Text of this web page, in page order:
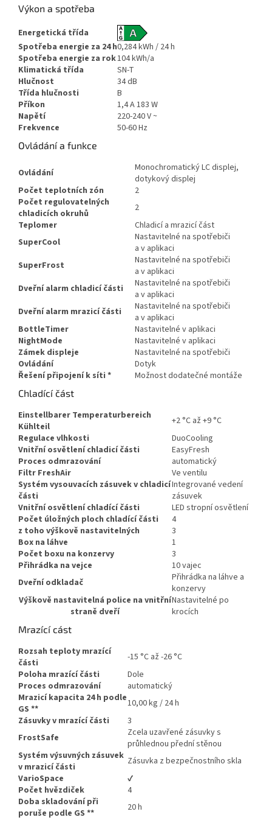
Výkon a spotřeba
Energetická třída
Spotřeba energie za 24 h0,284 kWh / 24 h
Spotřeba energie za rok104 kWh/a
Klimatická třída
SN-T
Hlučnost
34 dB
Třída hlučnosti
B
Příkon
1,4 A 183 W
Napětí
220-240 V ~
Frekvence
50-60 Hz
Ovládání a funkce
Ovládání
Monochromatický LC displej,
dotykový displej
Počet teplotních zón
2
Počet regulovatelných
chladicích okruhů
2
Teplomer
Chladicí a mrazicí část
SuperCool
Nastavitelné na spotřebiči
a v aplikaci
SuperFrost
Nastavitelné na spotřebiči
a v aplikaci
Dveřní alarm chladicí části
Nastavitelné na spotřebiči
a v aplikaci
Dveřní alarm mrazicí části
Nastavitelné na spotřebiči
a v aplikaci
BottleTimer
Nastavitelné v aplikaci
NightMode
Nastavitelné v aplikaci
Zámek displeje
Nastavitelné na spotřebiči
Ovládání
Dotyk
Řešení připojení k síti * Možnost dodatečné montáže
Chladící část
Einstellbarer Temperaturbereich
Kühlteil
+2 °C až +9 °C
Regulace vlhkosti
DuoCooling
Vnitřní osvětlení chladicí části
EasyFresh
Proces odmrazování
automatický
Filtr FreshAir
Ve ventilu
Systém vysouvacích zásuvek v chladicí
části
Integrované vedení
zásuvek
Vnitřní osvětlení chladící části
LED stropní osvětlení
Počet úložných ploch chladící části
4
z toho výškově nastavitelných
3
Box na láhve
1
Počet boxu na konzervy
3
Přihrádka na vejce
10 vajec
Dveřní odkladač
Přihrádka na láhve a
konzervy
Výškově nastavitelná police na vnitřní
straně dveří
Nastavitelné po
krocích
Mrazící cást
Rozsah teploty mrazící
části
-15 °C až -26 °C
Poloha mrazící části
Dole
Proces odmrazování
automatický
Mrazicí kapacita 24 h podle
GS **
10,00 kg / 24 h
Zásuvky v mrazící části
3
FrostSafe
Zcela uzavřené zásuvky s
průhlednou přední stěnou
Systém výsuvných zásuvek
v mrazicí části
Zásuvka z bezpečnostního skla
VarioSpace
✔
Počet hvězdiček
4
Doba skladování při
poruše podle GS ** 20 h